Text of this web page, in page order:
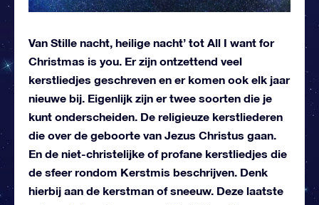
Van Stille nacht, heilige nacht’ tot All I want for
Christmas is you. Er zijn ontzettend veel
kerstliedjes geschreven en er komen ook elk jaar
nieuwe bij. Eigenlijk zijn er twee soorten die je
kunt onderscheiden. De religieuze kerstliederen
die over de geboorte van Jezus Christus gaan.
En de niet-christelijke of profane kerstliedjes die
de sfeer rondom Kerstmis beschrijven. Denk
hierbij aan de kerstman of sneeuw. Deze laatste